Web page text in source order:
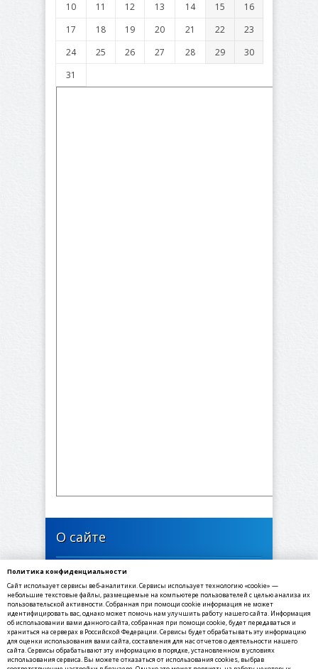
10
11 12 13 14 15
16
17
18 19 20 21 22
23
24
25 26 27 28 29
30
31
О сайте
446637, Самарская область, Богатовский район,
село Арзамасцевка, Школьная улица, 24
✉ E-mail: arzamasevka@yandex.ru
☎ Телефон: 8(84666) 3-91-67
☏ Факс: 8(84666) 3-91-69
Политика конфиденциальности
Сайт использует сервисы веб-аналитики. Сервисы использует технологию «cookie» —
небольшие текстовые файлы, размещаемые на компьютере пользователей с целью анализа их
пользовательской активности. Собранная при помощи cookie информация не может
идентифицировать вас, однако может помочь нам улучшить работу нашего сайта. Информация
об использовании вами данного сайта, собранная при помощи cookie, будет передаваться и
храниться на серверах в Российской Федерации. Сервисы будет обрабатывать эту информацию
для оценки использования вами сайта, составления для нас отчетов о деятельности нашего
сайта. Сервисы обрабатывают эту информацию в порядке, установленном в условиях
использования сервиса. Вы можете отказаться от использования cookies, выбрав